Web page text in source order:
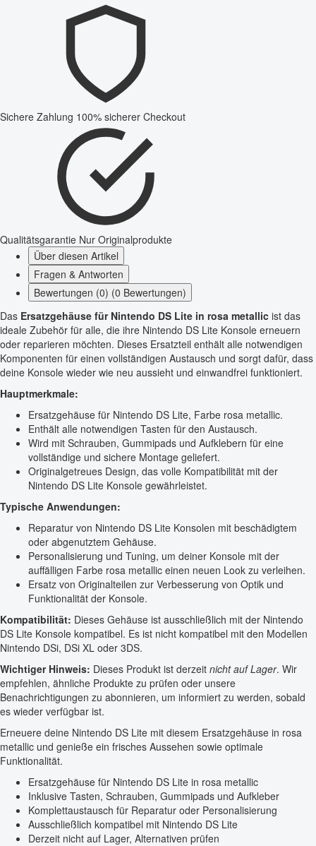
Sichere Zahlung 100% sicherer Checkout
Qualitätsgarantie Nur Originalprodukte
Über diesen Artikel
Fragen & Antworten
Bewertungen (0) (0 Bewertungen)
Das Ersatzgehäuse für Nintendo DS Lite in rosa metallic ist das
ideale Zubehör für alle, die ihre Nintendo DS Lite Konsole erneuern
oder reparieren möchten. Dieses Ersatzteil enthält alle notwendigen
Komponenten für einen vollständigen Austausch und sorgt dafür, dass
deine Konsole wieder wie neu aussieht und einwandfrei funktioniert.
Hauptmerkmale:
Ersatzgehäuse für Nintendo DS Lite, Farbe rosa metallic.
Enthält alle notwendigen Tasten für den Austausch.
Wird mit Schrauben, Gummipads und Aufklebern für eine
vollständige und sichere Montage geliefert.
Originalgetreues Design, das volle Kompatibilität mit der
Nintendo DS Lite Konsole gewährleistet.
Typische Anwendungen:
Reparatur von Nintendo DS Lite Konsolen mit beschädigtem
oder abgenutztem Gehäuse.
Personalisierung und Tuning, um deiner Konsole mit der
auffälligen Farbe rosa metallic einen neuen Look zu verleihen.
Ersatz von Originalteilen zur Verbesserung von Optik und
Funktionalität der Konsole.
Kompatibilität: Dieses Gehäuse ist ausschließlich mit der Nintendo
DS Lite Konsole kompatibel. Es ist nicht kompatibel mit den Modellen
Nintendo DSi, DSi XL oder 3DS.
Wichtiger Hinweis: Dieses Produkt ist derzeit nicht auf Lager. Wir
empfehlen, ähnliche Produkte zu prüfen oder unsere
Benachrichtigungen zu abonnieren, um informiert zu werden, sobald
es wieder verfügbar ist.
Erneuere deine Nintendo DS Lite mit diesem Ersatzgehäuse in rosa
metallic und genieße ein frisches Aussehen sowie optimale
Funktionalität.
Ersatzgehäuse für Nintendo DS Lite in rosa metallic
Inklusive Tasten, Schrauben, Gummipads und Aufkleber
Komplettaustausch für Reparatur oder Personalisierung
Ausschließlich kompatibel mit Nintendo DS Lite
Derzeit nicht auf Lager, Alternativen prüfen